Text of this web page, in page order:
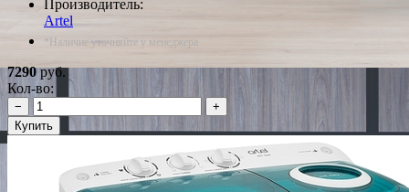
Производитель:
Artel
*Наличие уточняйте у менеджера
7290руб.
Кол-во:
−
+
Купить